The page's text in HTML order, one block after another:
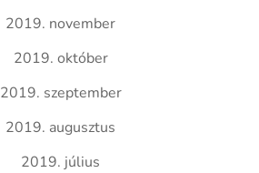
2019. november
2019. október
2019. szeptember
2019. augusztus
2019. július